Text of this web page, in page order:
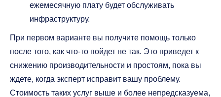
ежемесячную плату будет обслуживать
инфраструктуру.
При первом варианте вы получите помощь только
после того, как что-то пойдет не так. Это приведет к
снижению производительности и простоям, пока вы
ждете, когда эксперт исправит вашу проблему.
Стоимость таких услуг выше и более непредсказуема,